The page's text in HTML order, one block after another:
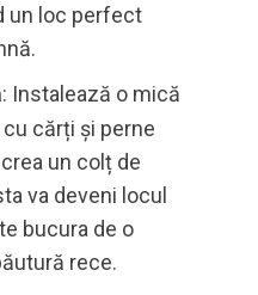
un loc perfect
: Instalează o mică
cărți și perne
un colț de
va deveni locul
bucura de o
rece.